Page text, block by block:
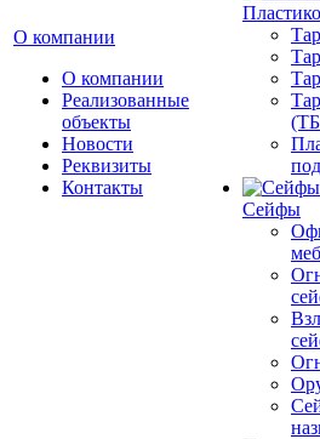
О компании
О компании
Реализованные
объекты
Новости
Реквизиты
Контакты
Сейфы